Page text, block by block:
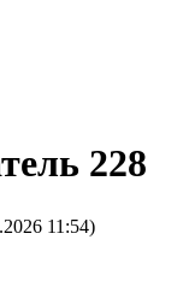
228
11:54)